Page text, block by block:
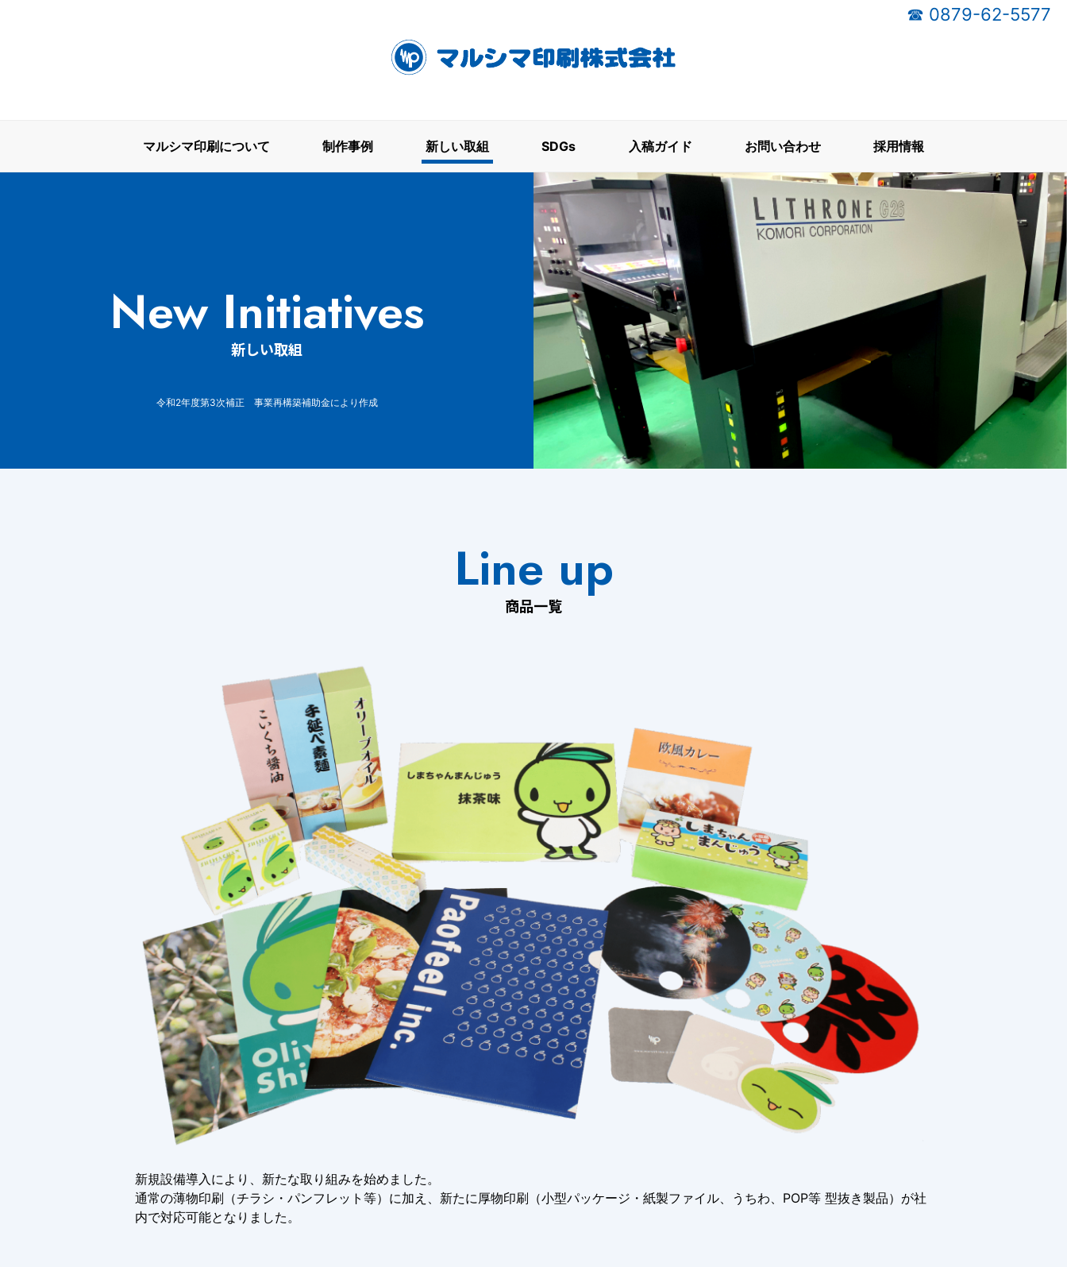
☎ 0879-62-5577
マルシマ印刷について 制作事例 新しい取組 SDGs 入稿ガイド お問い合わせ 採用情報
New Initiatives
新しい取組
令和2年度第3次補正 事業再構築補助金により作成
Line up
商品一覧
新規設備導入により、新たな取り組みを始めました。
通常の薄物印刷（チラシ・パンフレット等）に加え、新たに厚物印刷（小型パッケージ・紙製ファイル、うちわ、POP等 型抜き製品）が社
内で対応可能となりました。